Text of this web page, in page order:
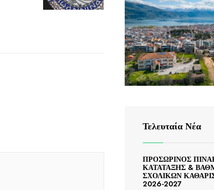
:«ΠΑΡΟΧΗ
Τελευταία Νέα
ΠΡΟΣΩΡΙΝΟΣ
ΚΑΤΑΤΑΞΗΣ &
ΣΧΟΛΙΚΩΝ
2026-2027